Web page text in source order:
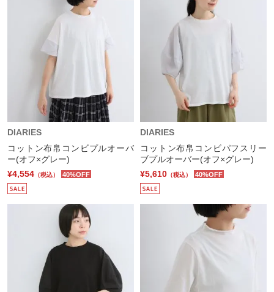
DIARIES
コットン布帛コンビプルオーバ
ー(オフ×グレー)
¥4,554 （税込） 40%OFF
DIARIES
コットン布帛コンビパフスリー
ブプルオーバー(オフ×グレー)
¥5,610 （税込） 40%OFF